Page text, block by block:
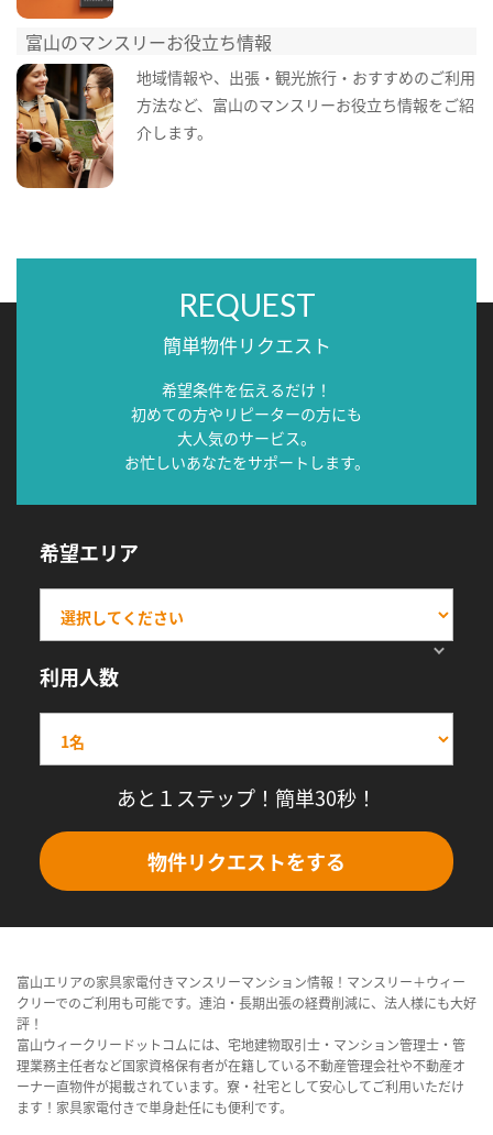
富山のマンスリーお役立ち情報
地域情報や、出張・観光旅行・おすすめのご利用
方法など、富山のマンスリーお役立ち情報をご紹
介します。
REQUEST
簡単物件リクエスト
希望条件を伝えるだけ！
初めての方やリピーターの方にも
大人気のサービス。
お忙しいあなたをサポートします。
希望エリア
利用人数
あと１ステップ！簡単30秒！
物件リクエストをする
富山エリアの家具家電付きマンスリーマンション情報！マンスリー＋ウィー
クリーでのご利用も可能です。連泊・長期出張の経費削減に、法人様にも大好
評！
富山ウィークリードットコムには、宅地建物取引士・マンション管理士・管
理業務主任者など国家資格保有者が在籍している不動産管理会社や不動産オ
ーナー直物件が掲載されています。寮・社宅として安心してご利用いただけ
ます！家具家電付きで単身赴任にも便利です。